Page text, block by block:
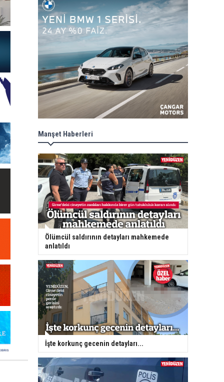
Manşet Haberleri
Ölümcül saldırının detayları mahkemede
anlatıldı
İşte korkunç gecenin detayları...